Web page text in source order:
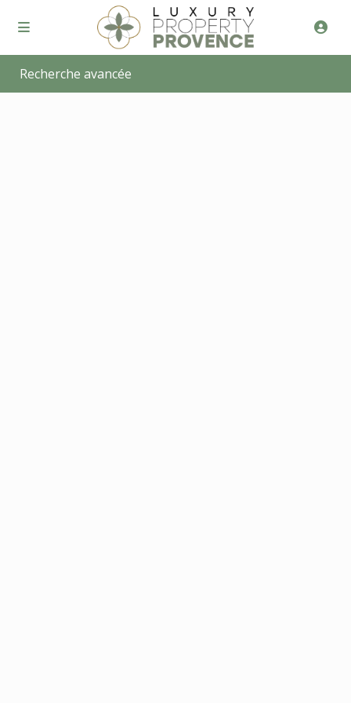
Recherche avancée